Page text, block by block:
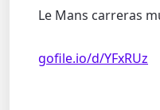
Le Mans carreras
gofile.io/d/YFxRUz